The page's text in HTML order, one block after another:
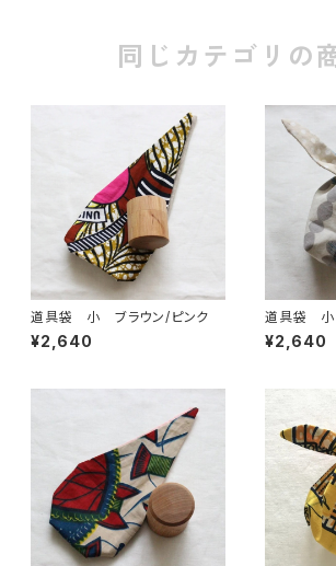
同じカテゴリの
道具袋 小 ブラウン/ピンク
¥2,640
道具袋
¥2,640